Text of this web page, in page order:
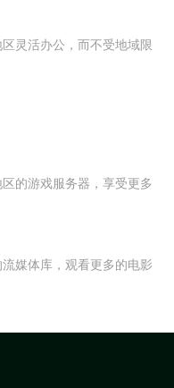
灵活办公，而不受地域限
的游戏服务器，享受更多
媒体库，观看更多的电影